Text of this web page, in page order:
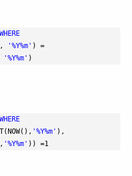
WHERE
'%Y%m' ) =
'%Y%m' )
WHERE
'%Y%m' ),
'%Y%m' )) =1